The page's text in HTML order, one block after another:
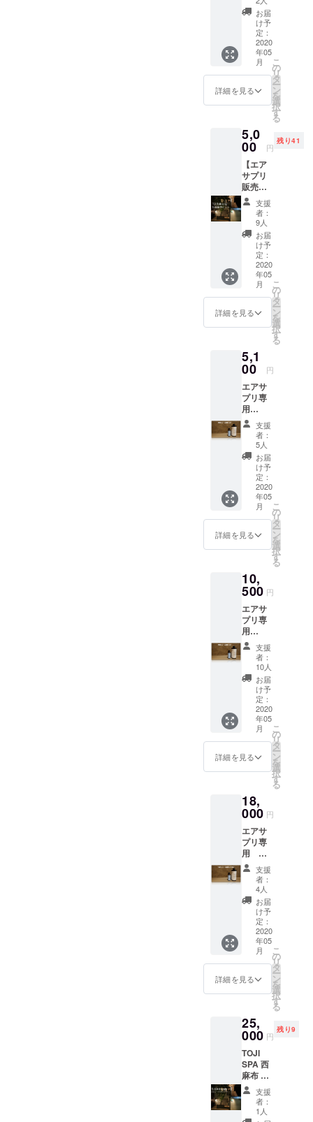
ター、
白湯、
ルフロ
ミネラ
ル水飲
み放題
※ 通常
体験価
込）
※ 鎌倉
2-6-15
※ チ
ケット
配送は
ござい
ませ
ん。
メール
にてご
予約日
時を承
りま
す。
※ 有効
月３１
日まで
1本 ※写
真の大
きいサ
イズの
ボトル
になり
ます。
※必ず冷
蔵保存
い。 ※
専用の
エアサ
プリ発
生機本
体が必
要で
す。 ※
送料込
み価格
お届
け予
定：
2020
年05
月
詳細を見る
こ
の
リ
タ
ー
ン
を
選
択
す
る
5,0
00 円
残り41
【エア
サプリ
販売記
念】
TOJI
SPA
西麻布
初回
限定体
験プラ
エアサ
プリを
取り入
れた
麻布の
TOJIス
パ体験
（120
分）
・ミ
ネラル
ウォー
ター、
白湯、
ルフロ
ミネラ
ル水飲
み放題
※ 住所
非公開
につき
場所は
メール
連絡い
たしま
す。
※ チ
ケット
配送は
ござい
ませ
ん。
メール
にてご
予約日
時を承
りま
※ 有効
２０２
０年７
日まで
支援
者：
9人
お届
け予
定：
2020
年05
月
詳細を見る
こ
の
リ
タ
ー
ン
を
選
択
す
る
5,1
00 円
エアサ
プリ専
用
シェー
ル温泉
(750ml)
x２本
【15%
OFF】 ※
写真の
大きい
サイズ
のボト
ル x ２
本にな
必ず冷
蔵保存
してく
ださ
い。 ※
専用の
エアサ
プリ本
体が必
要で
す。 ※
送料込
み価格
一般販
売予定
価格:
6,000円
支援
者：
5人
お届
け予
定：
2020
年05
月
詳細を見る
こ
の
リ
タ
ー
ン
を
選
択
す
る
10,
500 円
エアサ
プリ専
用
シェー
ル温泉
(750ml)
× ５本
【30%
OFF】 ※
写真の
大きい
サイズ
のボト
ル x ５
本にな
必ず冷
蔵保存
してく
ださ
い。 ※
専用の
エアサ
プリ機
本体が
必要で
す。 ※
送料込
み価格
一般販
売予定
価格
15,000
支援
者：
10人
お届
け予
定：
2020
年05
月
詳細を見る
こ
の
リ
タ
ー
ン
を
選
択
す
る
18,
000 円
エアサ
プリ専
用
シェー
ル温泉
(750ml)
x 10本
【40%
OFF】 ※
写真の
大きい
サイズ
のボト
ルにな
りま
エアサ
プリ機
本体が
必要で
す。 ※
送料込
み価格
一般販
売予定
支援
者：
4人
お届
け予
定：
2020
年05
月
詳細を見る
こ
の
リ
タ
ー
ン
を
選
択
す
る
25,
000 円
残り9
TOJI
SPA 西
麻布
初回限
定体験
プラン
支援
者：
1人